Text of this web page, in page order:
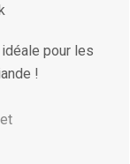
pour les
!